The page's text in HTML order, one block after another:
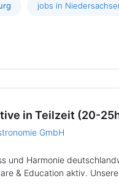
jobs in
in Teilzeit (20-
GmbH
und Harmonie
& Education aktiv.